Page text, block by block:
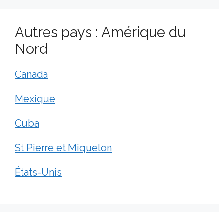
Autres pays : Amérique du
Nord
Canada
Mexique
Cuba
St Pierre et Miquelon
États-Unis